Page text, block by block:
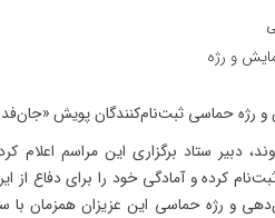
و رژه
و رژه حماسی ثبت‌نام‌کنندگان پویش
دبیر ستاد برگزاری این مراسم اعلام
کرده و آمادگی خود را برای دفاع از
و رژه حماسی این عزیزان همزمان با